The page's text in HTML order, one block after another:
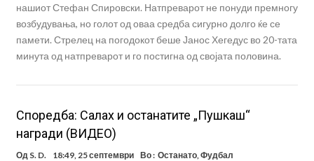
нашиот Стефан Спировски. Натпреварот не понуди премногу
возбудувања, но голот од оваа средба сигурно долго ќе се
памети. Стрелец на погодокот беше Јанос Хегедус во 20-тата
минута од натпреварот и го постигна од својата половина.
Споредба: Салах и останатите „Пушкаш“
награди (ВИДЕО)
Од S. D. 18:49, 25 септември Во : Останато, Фудбал